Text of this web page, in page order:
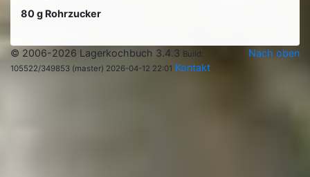
80 g Rohrzucker
Nach oben
© 2006-2026 Lagerkochbuch 3.4.3 Build:
105522/349853 (master) 2026-04-12 22:01 Kontakt